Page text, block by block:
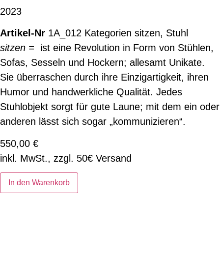
2023
1A_012 Kategorien sitzen, Stuhl
sitzen = ist eine Revolution in Form von Stühlen,
Sofas, Sesseln und Hockern; allesamt Unikate.
Sie überraschen durch ihre Einzigartigkeit, ihren
Humor und handwerkliche Qualität. Jedes
Stuhlobjekt sorgt für gute Laune; mit dem ein oder
anderen lässt sich sogar „kommunizieren“.
550,00 €
inkl. MwSt., zzgl. 50€ Versand
In den Warenkorb